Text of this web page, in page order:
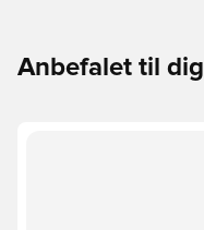
Anbefalet til dig